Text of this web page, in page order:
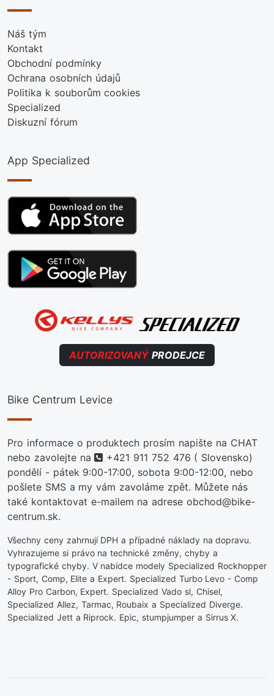
Náš tým
Kontakt
Obchodní podmínky
Ochrana osobních údajů
Politika k souborům cookies
Specialized
Diskuzní fórum
App Specialized
AUTORIZOVANÝPRODEJCE
Bike Centrum Levice
Pro informace o produktech prosím napište na CHAT
nebo zavolejte na
telefon
+421 911 752 476 ( Slovensko)
pondělí - pátek 9:00-17:00, sobota 9:00-12:00, nebo
pošlete SMS a my vám zavoláme zpět. Můžete nás
také kontaktovat e-mailem na adrese obchod@bike-
centrum.sk.
Všechny ceny zahrnují DPH a případné náklady na dopravu.
Vyhrazujeme si právo na technické změny, chyby a
typografické chyby. V nabídce modely Specialized Rockhopper
- Sport, Comp, Elite a Expert. Specialized Turbo Levo - Comp
Alloy Pro Carbon, Expert. Specialized Vado sl, Chisel,
Specialized Allez, Tarmac, Roubaix a Specialized Diverge.
Specialized Jett a Riprock. Epic, stumpjumper a Sirrus X.